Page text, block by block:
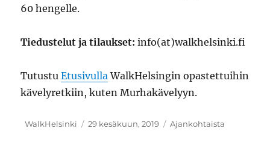
60 hengelle.
Tiedustelut ja tilaukset: info(at)walkhelsinki.fi
TutustuEtusivullaWalkHelsingin opastettuihin
kävelyretkiin, kuten Murhakävelyyn.
Kirjoittaja
WalkHelsinki Julkaistu
29 kesäkuun, 2019 Kategoriat
Ajankohtaista